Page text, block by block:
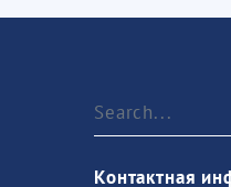
Контактная